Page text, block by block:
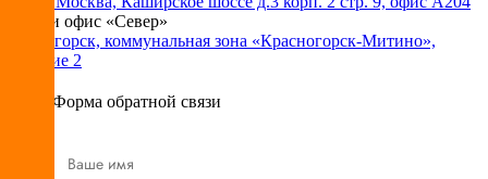
Склад и офис «Север»
Красногорск, коммунальная зона «Красногорск-Митино»,
владение 2
Форма обратной связи